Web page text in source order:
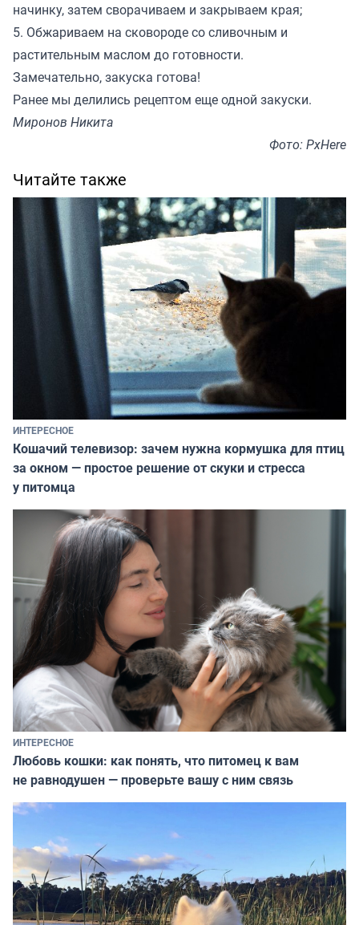
начинку, затем сворачиваем и закрываем края;
5. Обжариваем на сковороде со сливочным и
растительным маслом до готовности.
Замечательно, закуска готова!
Ранее мы делились рецептом еще одной закуски.
Миронов Никита
Фото: PxHere
Читайте также
ИНТЕРЕСНОЕ
Кошачий телевизор: зачем нужна кормушка для птиц
за окном — простое решение от скуки и стресса
у питомца
ИНТЕРЕСНОЕ
Любовь кошки: как понять, что питомец к вам
не равнодушен — проверьте вашу с ним связь